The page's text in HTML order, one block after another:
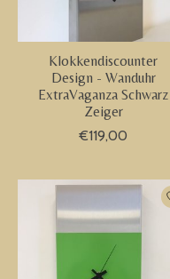
Klokkendiscounter
Design - Wanduhr
ExtraVaganza Schwarz
Zeiger
€119,00